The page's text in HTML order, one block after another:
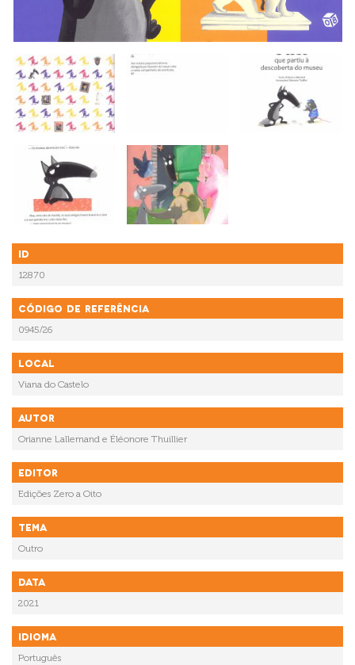
ID
12870
Código de referência
0945/26
Local
Viana do Castelo
Autor
Orianne Lallemand e Éléonore Thuillier
Editor
Edições Zero a Oito
Tema
Outro
Data
2021
Idioma
Português